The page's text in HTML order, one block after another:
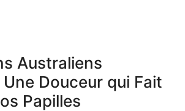
Australiens
Douceur qui Fait
Papilles